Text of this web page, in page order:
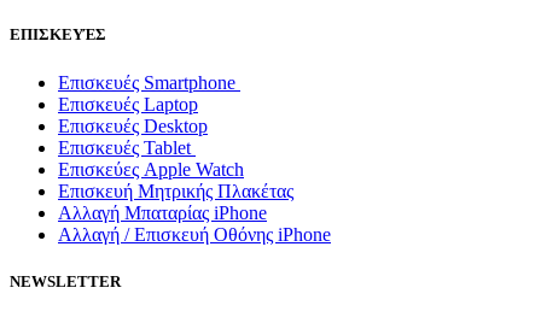
ΕΠΙΣΚΕΥΈΣ
Επισκευές Smartphone
Επισκευές Laptop
Επισκευές Desktop
Επισκευές Tablet
Επισκεύες Apple Watch
Επισκευή Μητρικής Πλακέτας
Αλλαγή Μπαταρίας iPhone
Αλλαγή / Επισκευή Οθόνης iPhone
NEWSLETTER